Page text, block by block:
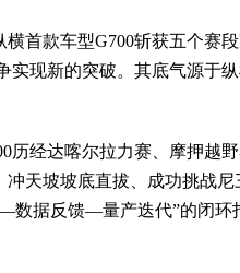
横首款车型G700斩获五个赛
实现新的突破。其底气源于
历经达喀尔拉力赛、摩押越
冲天坡坡底直拔、成功挑战
数据反馈—量产迭代”的闭环